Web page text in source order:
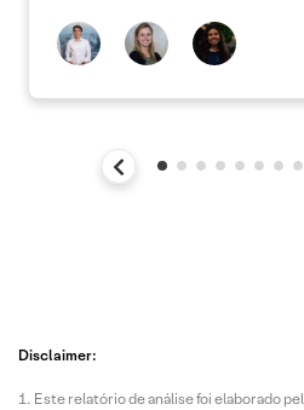
Disclaimer:
Este relatório de análise foi elaborado